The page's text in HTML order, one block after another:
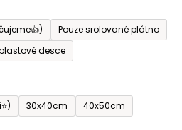
Pouze srolované plátno
desce
30x40cm
40x50cm